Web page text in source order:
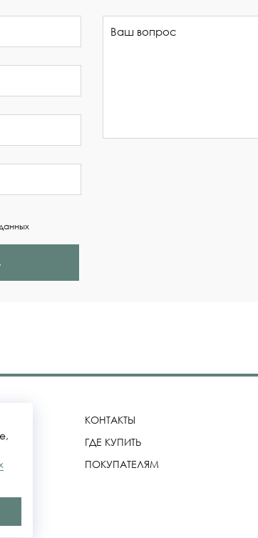
КОНТАКТЫ
ГДЕ КУПИТЬ
ПОКУПАТЕЛЯМ